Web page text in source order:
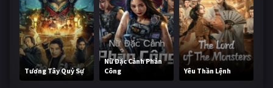
Tương Tây Quỷ Sự
Nữ Đặc Cảnh Phản
Công
Yêu Thần Lệnh